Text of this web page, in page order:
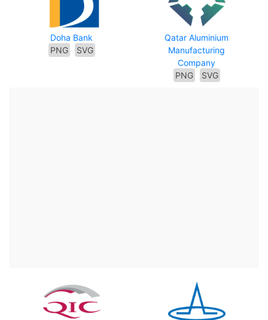
Doha Bank
PNG
SVG
Qatar Aluminium
Manufacturing
Company
PNG
SVG